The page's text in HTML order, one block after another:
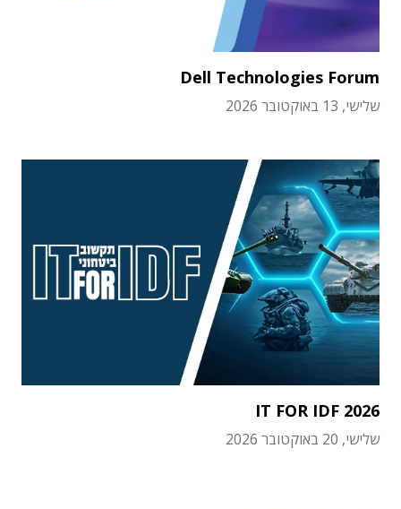
Dell Technologies Forum
שלישי, 13 באוקטובר 2026
IT FOR IDF 2026
שלישי, 20 באוקטובר 2026